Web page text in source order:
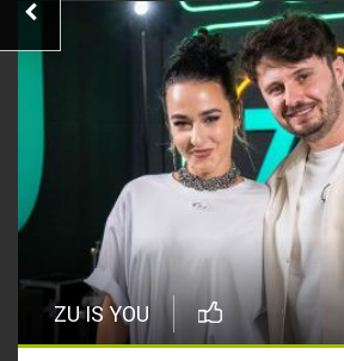
ZU IS YOU